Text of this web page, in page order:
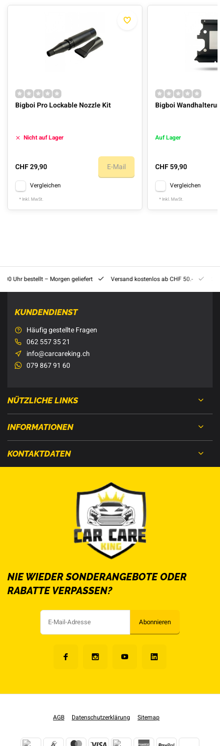
Bigboi Pro Lockable Nozzle Kit
Nicht auf Lager
CHF 29,90 E-Mail
Vergleichen
* Inkl. MwSt.
Bigboi
Auf Lager
CHF 59,90
Vergleichen
* Inkl. MwSt.
Uhr bestellt – Morgen geliefert Versand kostenlos ab CHF 50.-
KUNDENDIENST
Häufig gestellte Fragen
062 557 35 21
info@carcareking.ch
079 867 91 60
NÜTZLICHE LINKS
INFORMATIONEN
KONTAKTDATEN
NIE WIEDER SONDERANGEBOTE ODER
RABATTE VERPASSEN?
Abonnieren
AGB Datenschutzerklärung Sitemap